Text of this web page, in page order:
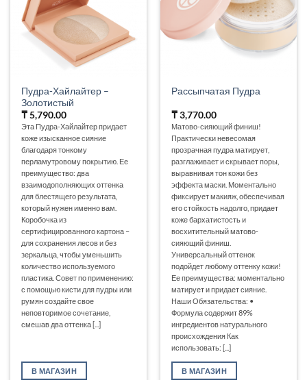
Пудра-Хайлайтер –
Золотистый
₸5,790.00
Эта Пудра-Хайлайтер придает
коже изысканное сияние
благодаря тонкому
перламутровому покрытию. Ее
преимущество: два
взаимодополняющих оттенка
для блестящего результата,
который нужен именно вам.
Коробочка из
сертифицированного картона –
для сохранения лесов и без
зеркальца, чтобы уменьшить
количество используемого
пластика. Совет по применению:
с помощью кисти для пудры или
румян создайте свое
неповторимое сочетание,
смешав два оттенка [...]
В МАГАЗИН
Рассыпчатая Пудра
₸3,770.00
Матово-сияющий финиш!
Практически невесомая
прозрачная пудра матирует,
разглаживает и скрывает поры,
выравнивая тон кожи без
эффекта маски. Моментально
фиксирует макияж, обеспечивая
его стойкость надолго, придает
коже бархатистость и
восхитительный матово-
сияющий финиш.
Универсальный оттенок
подойдет любому оттенку кожи!
Ее преимущества: моментально
матирует и придает сияние.
Наши Обязательства: •
Формула содержит 89%
ингредиентов натурального
происхождения Как
использовать: [...]
В МАГАЗИН